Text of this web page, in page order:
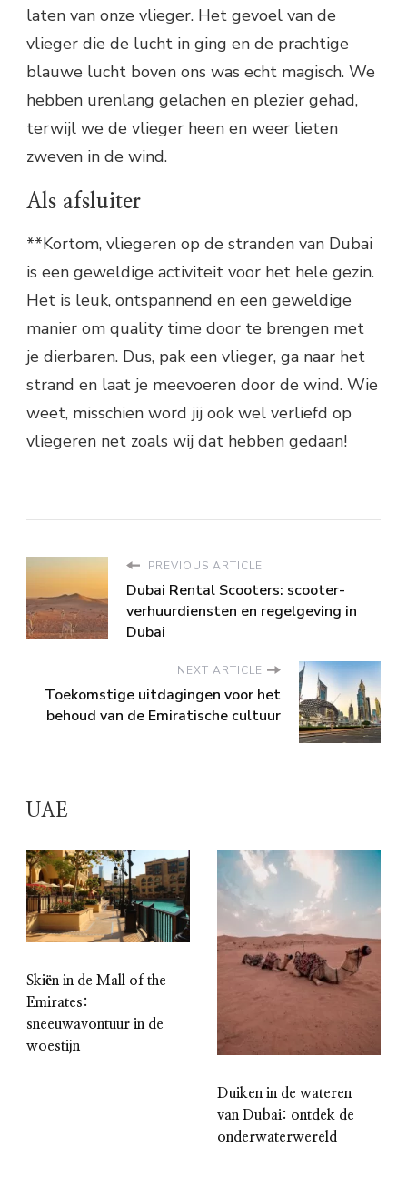
laten van onze vlieger. Het gevoel van de
vlieger die de lucht in ging en de prachtige
blauwe lucht boven ons was echt magisch. We
hebben urenlang gelachen en plezier gehad,
terwijl we de vlieger heen en weer lieten
zweven in de wind.
Als afsluiter
**Kortom, vliegeren op de stranden van Dubai
is een geweldige activiteit voor het hele gezin.
Het is leuk, ontspannend en een geweldige
manier om quality time door te brengen met
je dierbaren. Dus, pak een vlieger, ga naar het
strand en laat je meevoeren door de wind. Wie
weet, misschien word jij ook wel verliefd op
vliegeren net zoals wij dat hebben gedaan!
PREVIOUS ARTICLE
Dubai Rental Scooters: scooter-
verhuurdiensten en regelgeving in
Dubai
NEXT ARTICLE
Toekomstige uitdagingen voor het
behoud van de Emiratische cultuur
UAE
Skiën in de Mall of the
Emirates:
sneeuwavontuur in de
woestijn
Duiken in de wateren
van Dubai: ontdek de
onderwaterwereld